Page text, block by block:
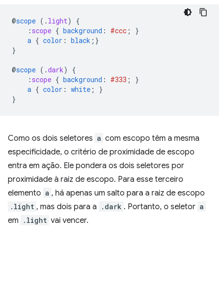
@scope ( . light)
{
: scope { background : #ccc ;
}
a { color : black ;}
}
@scope ( .dark)
{
: scope { background : #333 ;
}
a { color : white ;
}
}
Como os dois seletores a com escopo têm a mesma
especificidade, o critério de proximidade de escopo
entra em ação. Ele pondera os dois seletores por
proximidade à raiz de escopo. Para esse terceiro
elemento a , há apenas um salto para a raiz de escopo
.light , mas dois para a .dark . Portanto, o seletor a
em .light vai vencer.